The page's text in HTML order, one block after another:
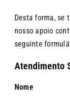
Desta forma, se
nosso apoio
seguinte
Atendimento
Nome